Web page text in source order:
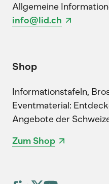
Allgemeine
info@lid.ch
Shop
Informationstafeln,
Eventmaterial:
Angebote der
Zum Shop